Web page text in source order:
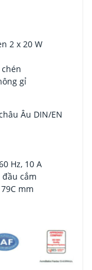
2 x 20 W
gỉ
Âu DIN/EN
Hz, 10 A
cắm
mm